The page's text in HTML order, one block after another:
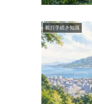
銀行手続き知識